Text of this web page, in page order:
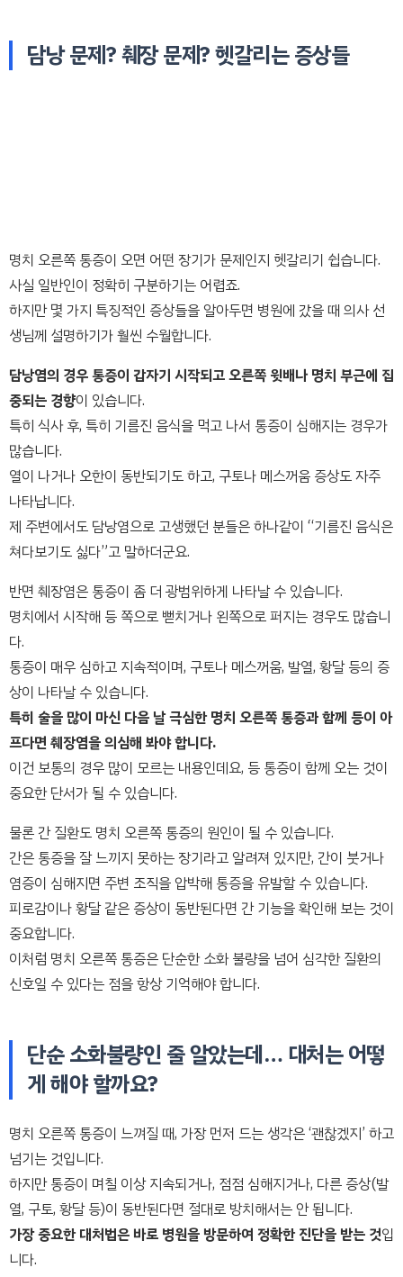
담낭 문제? 췌장 문제? 헷갈리는 증상들
명치 오른쪽 통증이 오면 어떤 장기가 문제인지 헷갈리기 쉽습니다.
사실 일반인이 정확히 구분하기는 어렵죠.
하지만 몇 가지 특징적인 증상들을 알아두면 병원에 갔을 때 의사 선
생님께 설명하기가 훨씬 수월합니다.
담낭염의 경우 통증이 갑자기 시작되고 오른쪽 윗배나 명치 부근에 집
중되는 경향이 있습니다.
특히 식사 후, 특히 기름진 음식을 먹고 나서 통증이 심해지는 경우가
많습니다.
열이 나거나 오한이 동반되기도 하고, 구토나 메스꺼움 증상도 자주
나타납니다.
제 주변에서도 담낭염으로 고생했던 분들은 하나같이 “기름진 음식은
쳐다보기도 싫다”고 말하더군요.
반면 췌장염은 통증이 좀 더 광범위하게 나타날 수 있습니다.
명치에서 시작해 등 쪽으로 뻗치거나 왼쪽으로 퍼지는 경우도 많습니
다.
통증이 매우 심하고 지속적이며, 구토나 메스꺼움, 발열, 황달 등의 증
상이 나타날 수 있습니다.
특히 술을 많이 마신 다음 날 극심한 명치 오른쪽 통증과 함께 등이 아
프다면 췌장염을 의심해 봐야 합니다.
이건 보통의 경우 많이 모르는 내용인데요, 등 통증이 함께 오는 것이
중요한 단서가 될 수 있습니다.
물론 간 질환도 명치 오른쪽 통증의 원인이 될 수 있습니다.
간은 통증을 잘 느끼지 못하는 장기라고 알려져 있지만, 간이 붓거나
염증이 심해지면 주변 조직을 압박해 통증을 유발할 수 있습니다.
피로감이나 황달 같은 증상이 동반된다면 간 기능을 확인해 보는 것이
중요합니다.
이처럼 명치 오른쪽 통증은 단순한 소화 불량을 넘어 심각한 질환의
신호일 수 있다는 점을 항상 기억해야 합니다.
단순 소화불량인 줄 알았는데… 대처는 어떻
게 해야 할까요?
명치 오른쪽 통증이 느껴질 때, 가장 먼저 드는 생각은 ‘괜찮겠지’ 하고
넘기는 것입니다.
하지만 통증이 며칠 이상 지속되거나, 점점 심해지거나, 다른 증상(발
열, 구토, 황달 등)이 동반된다면 절대로 방치해서는 안 됩니다.
가장 중요한 대처법은 바로 병원을 방문하여 정확한 진단을 받는 것입
니다.